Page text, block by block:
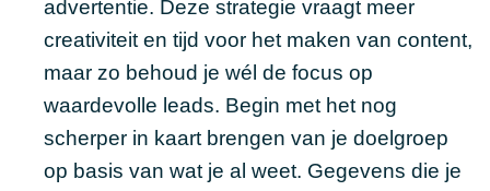
advertentie. Deze strategie vraagt meer
creativiteit en tijd voor het maken van content,
maar zo behoud je wél de focus op
waardevolle leads. Begin met het nog
scherper in kaart brengen van je doelgroep
op basis van wat je al weet. Gegevens die je